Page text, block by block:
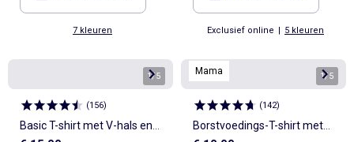
7 kleuren Exclusief online | 5 kleuren
1/5
(156)
Basic T-shirt met V-hals en
Mama 1/5
(142)
Borstvoedings-T-shirt met